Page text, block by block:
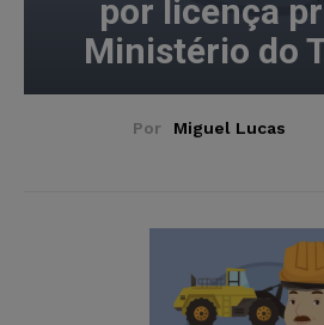
por licença
Ministério do
Por Miguel Lucas